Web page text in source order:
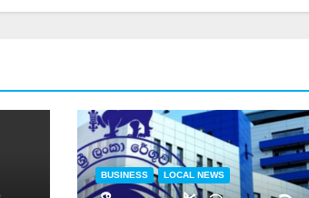
BUSINESS LOCAL NEWS